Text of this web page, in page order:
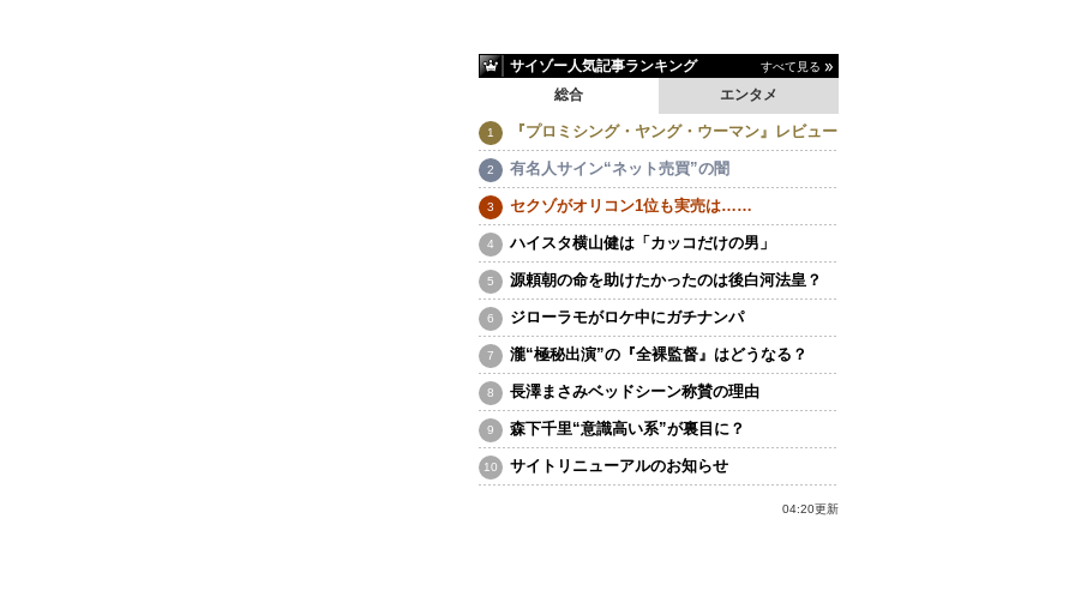
サイゾー人気記事ランキング すべて見る
エンタメ
総合
『プロミシング・ヤング・ウーマン』レビュー
有名人サイン“ネット売買”の闇
セクゾがオリコン1位も実売は……
ハイスタ横山健は「カッコだけの男」
源頼朝の命を助けたかったのは後白河法皇？
ジローラモがロケ中にガチナンパ
瀧“極秘出演”の『全裸監督』はどうなる？
長澤まさみベッドシーン称賛の理由
森下千里“意識高い系”が裏目に？
サイトリニューアルのお知らせ
04:20更新